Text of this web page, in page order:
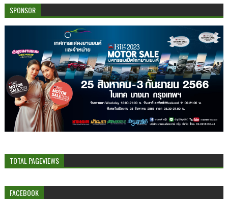
SPONSOR
TOTAL PAGEVIEWS
FACEBOOK